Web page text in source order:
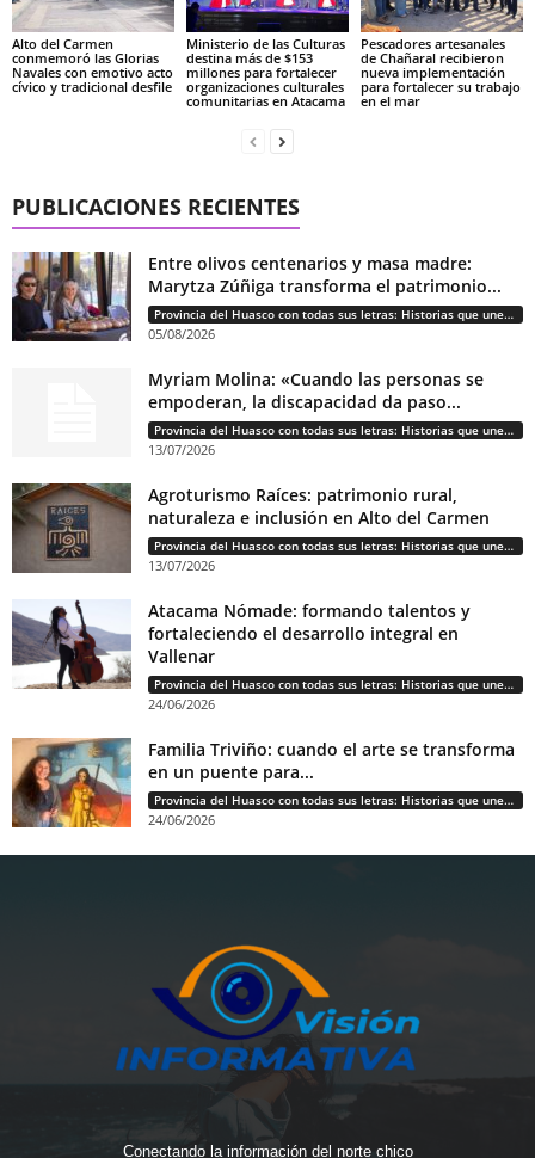
Alto del Carmen
conmemoró las Glorias
Navales con emotivo acto
cívico y tradicional desfile
Ministerio de las Culturas
destina más de $153
millones para fortalecer
organizaciones culturales
comunitarias en Atacama
Pescadores artesanales
de Chañaral recibieron
nueva implementación
para fortalecer su trabajo
en el mar
PUBLICACIONES RECIENTES
Entre olivos centenarios y masa madre:
Marytza Zúñiga transforma el patrimonio...
Provincia del Huasco con todas sus letras: Historias que unen cultura, diversidad e identidad
05/08/2026
Myriam Molina: «Cuando las personas se
empoderan, la discapacidad da paso...
Provincia del Huasco con todas sus letras: Historias que unen cultura, diversidad e identidad
13/07/2026
Agroturismo Raíces: patrimonio rural,
naturaleza e inclusión en Alto del Carmen
Provincia del Huasco con todas sus letras: Historias que unen cultura, diversidad e identidad
13/07/2026
Atacama Nómade: formando talentos y
fortaleciendo el desarrollo integral en
Vallenar
Provincia del Huasco con todas sus letras: Historias que unen cultura, diversidad e identidad
24/06/2026
Familia Triviño: cuando el arte se transforma
en un puente para...
Provincia del Huasco con todas sus letras: Historias que unen cultura, diversidad e identidad
24/06/2026
Conectando la información del norte chico